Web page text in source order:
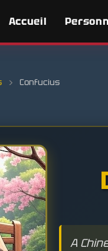
Accueil
› Confucius
A